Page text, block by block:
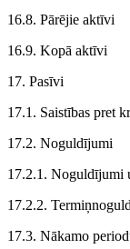
16.8. Pārējie aktīvi
16.9. Kopā aktīvi
17. Pasīvi
17.1. Saistības pret
17.2. Noguldījumi
17.2.1. Noguldījumi
17.2.2.
17.3. Nākamo